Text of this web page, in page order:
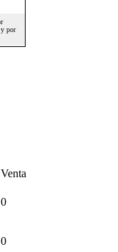
Venta
0
0